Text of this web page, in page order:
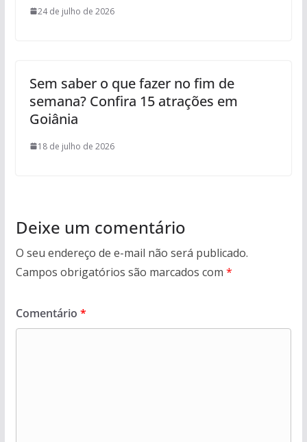
24 de julho de 2026
Sem saber o que fazer no fim de
semana? Confira 15 atrações em
Goiânia
18 de julho de 2026
Deixe um comentário
O seu endereço de e-mail não será publicado.
Campos obrigatórios são marcados com *
Comentário *